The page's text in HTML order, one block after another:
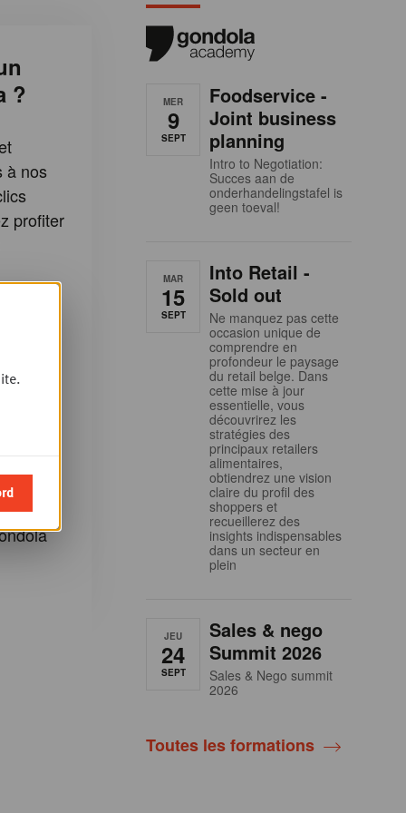
?
à nos
profiter
aux
MER
9
SEPT
Foodservice -
Joint business
planning
Intro to Negotiation:
Succes aan de
onderhandelingstafel is
geen toeval!
MAR
15
SEPT
Into Retail -
Sold out
Ne manquez pas cette
occasion unique de
comprendre en
profondeur le paysage
du retail belge. Dans
cette mise à jour
essentielle, vous
découvrirez les
stratégies des
principaux retailers
alimentaires,
obtiendrez une vision
claire du profil des
shoppers et
recueillerez des
insights indispensables
dans un secteur en
plein
JEU
24
SEPT
Sales & nego
Summit 2026
Sales & Nego summit
2026
Toutes les formations